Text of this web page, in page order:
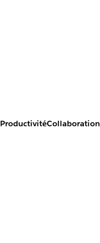
ProductivitéCollaboration